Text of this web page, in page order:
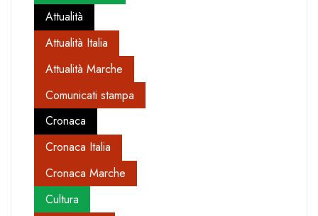
Attualità
Attualità Italia
Attualità Marche
Comunicati stampa
Cronaca
Cronaca Italia
Cronaca Marche
Cultura